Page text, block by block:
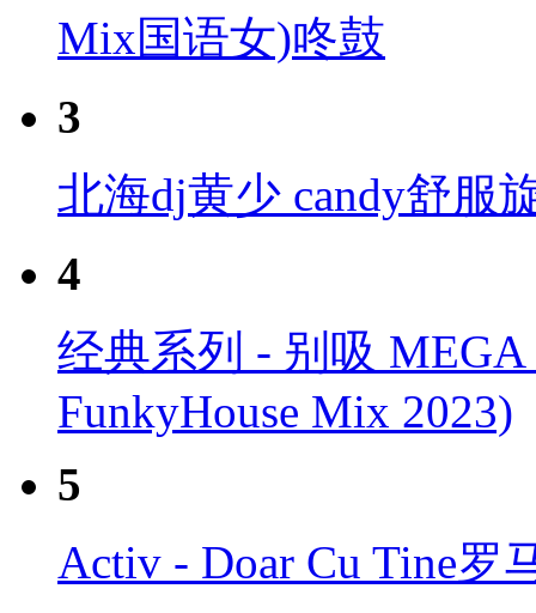
Mix国语女)咚鼓
3
北海dj黄少 candy舒服
4
经典系列 - 别吸
FunkyHouse Mix 2023)
5
Activ - Doar Cu Tine罗